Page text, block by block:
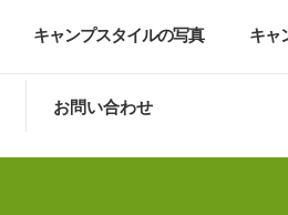
キャンプスタイルの写真 キャ
お問い合わせ